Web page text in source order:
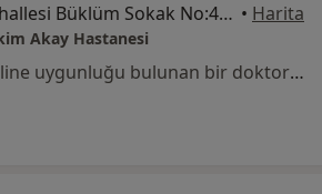
Kavaklıdere Mahallesi Büklüm Sokak No:4, Çankaya • Harita
Akay Hastanesi
Bu kurumda online uygunluğu bulunan bir doktor veya uzman bulunamadı